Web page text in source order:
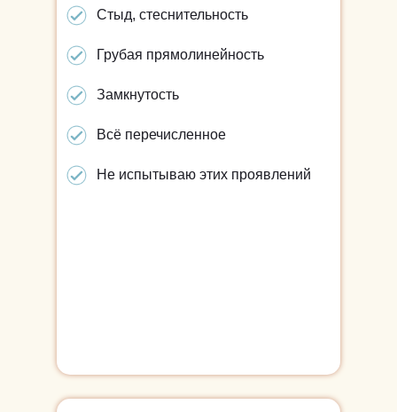
Грубая прямолинейность
Замкнутость
Не испытываю этих проявлений
Всё перечисленное
Стыд, стеснительность